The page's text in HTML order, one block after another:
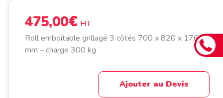
475,00€ HT
Roll emboîtable grillagé 3 côtés 700 x 820 x 1760
mm – charge 300 kg
Ajouter au Devis